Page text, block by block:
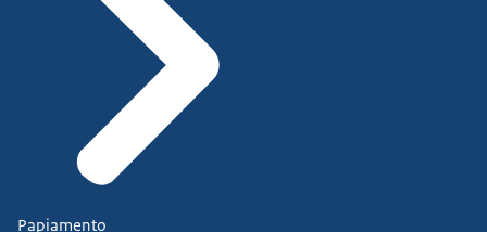
Papiamento